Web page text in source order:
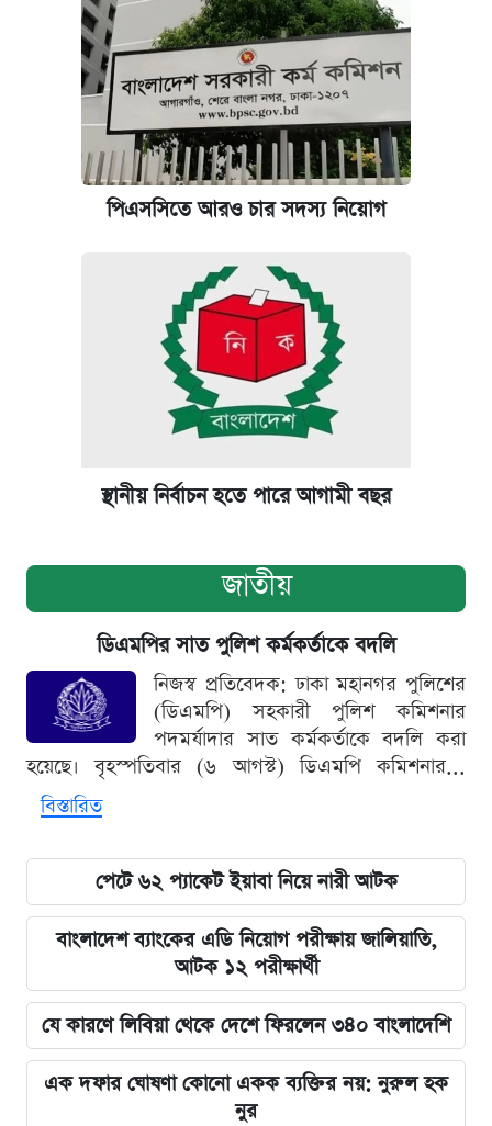
পিএসসিতে আরও চার সদস্য নিয়োগ
স্থানীয় নির্বাচন হতে পারে আগামী বছর
জাতীয়
ডিএমপির সাত পুলিশ কর্মকর্তাকে বদলি
নিজস্ব প্রতিবেদক: ঢাকা মহানগর পুলিশের
(ডিএমপি) সহকারী পুলিশ কমিশনার
পদমর্যাদার সাত কর্মকর্তাকে বদলি করা
হয়েছে। বৃহস্পতিবার (৬ আগস্ট) ডিএমপি কমিশনার...
বিস্তারিত
পেটে ৬২ প্যাকেট ইয়াবা নিয়ে নারী আটক
বাংলাদেশ ব্যাংকের এডি নিয়োগ পরীক্ষায় জালিয়াতি,
আটক ১২ পরীক্ষার্থী
যে কারণে লিবিয়া থেকে দেশে ফিরলেন ৩৪০ বাংলাদেশি
এক দফার ঘোষণা কোনো একক ব্যক্তির নয়: নুরুল হক
নুর